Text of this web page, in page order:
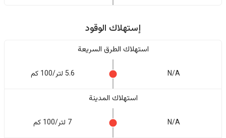
إستهلاك الوقود
استهلاك الطرق السريعة
N/A 5.6 لتر/100 كم
استهلاك المدينة
N/A 7 لتر/100 كم